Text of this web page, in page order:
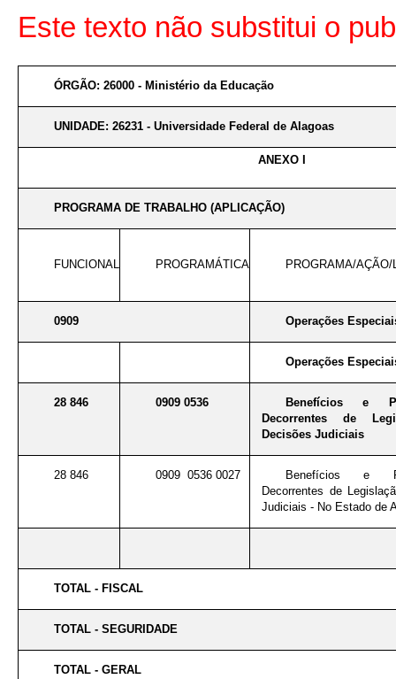
Este texto não substitui o
ÓRGÃO: 26000 - Ministério da Educação
UNIDADE: 26231 - Universidade Federal de Alagoas
ANEXO I
PROGRAMA DE TRABALHO (APLICAÇÃO)
FUNCIONAL PROGRAMÁTICA PROGRAMA/
0909 Operações
Operações
28 846 0909 0536
Benefícios e
Decorrentes de
Decisões Judiciais
28 846 0909 0536 0027
Benefícios e
Decorrentes de
Judiciais - No Estado de
TOTAL - FISCAL
TOTAL - SEGURIDADE
TOTAL - GERAL